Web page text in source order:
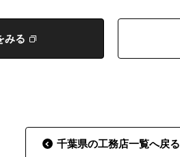
みる
千葉県の工務店一覧へ戻る